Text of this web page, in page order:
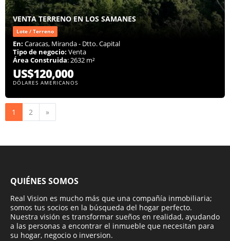
VENTA TERRENO EN LOS SAMANES
Lote / Terreno
En: Caracas, Miranda - Dtto. Capital
Tipo de negocio: Venta
Área Construida: 2632 m²
US$120,000
DÓLARES AMERICANOS
1 2 »
QUIÉNES SOMOS
Real Vision es mucho más que una compañía inmobiliaria;
somos tus socios en la búsqueda del hogar perfecto.
Nuestra visión es transformar sueños en realidad, ayudando
a las personas a encontrar el inmueble que necesitan para
su hogar, negocio o inversion.